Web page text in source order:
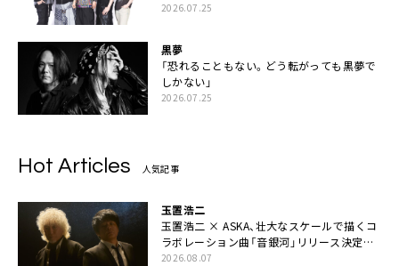
2026.07.25
黒夢
「恐れることもない。どう転がっても黒夢で
しかない」
2026.07.25
Hot Articles 人気記事
玉置浩二
玉置浩二 × ASKA、壮大なスケールで描くコ
ラボレーション曲「音銀河」リリース決定。
カップリングには新曲「命の宿り」収録も
2026.08.07